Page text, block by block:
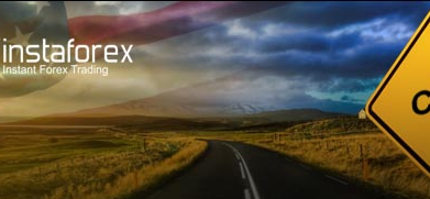
Открыть торговый счёт Торговые платформы
Инвесторам Партнерам